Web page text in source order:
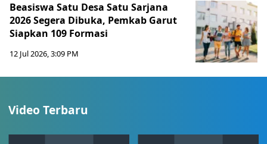
Beasiswa Satu Desa Satu Sarjana
2026 Segera Dibuka, Pemkab Garut
Siapkan 109 Formasi
12 Jul 2026, 3:09 PM
Video Terbaru